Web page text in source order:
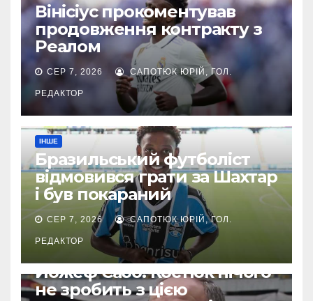
Вінісіус прокоментував
продовження контракту з
Реалом
СЕР 7, 2026 САПОТЮК ЮРІЙ, ГОЛ.
РЕДАКТОР
ІНШЕ
Бразильський футболіст
відмовився грати за Шахтар
і був покараний
СЕР 7, 2026 САПОТЮК ЮРІЙ, ГОЛ.
РЕДАКТОР
Йожеф Сабо: Костюк нічого
не зробить з цією